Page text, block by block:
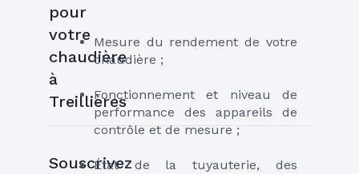
Mesure du rendement de votre
chaudière ;
Fonctionnement et niveau de
performance des appareils de
contrôle et de mesure ;
État de la tuyauterie, des
pour
votre
chaudière
à
Treillières
Souscrivez